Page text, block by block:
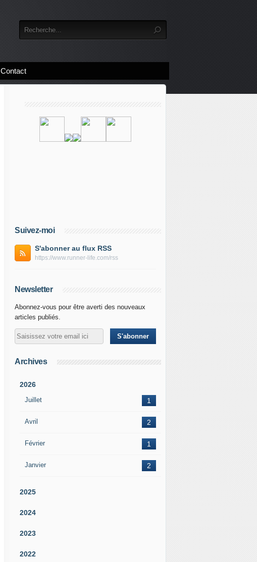
Contact
Suivez-moi
S'abonner au flux RSS
https://www.runner-life.com/rss
Newsletter
Abonnez-vous pour être averti des nouveaux
articles publiés.
Archives
2026
Juillet 1
Avril 2
Février 1
Janvier 2
2025
2024
2023
2022